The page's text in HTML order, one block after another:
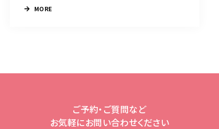
MORE
ご予約・ご質問など
お気軽にお問い合わせください